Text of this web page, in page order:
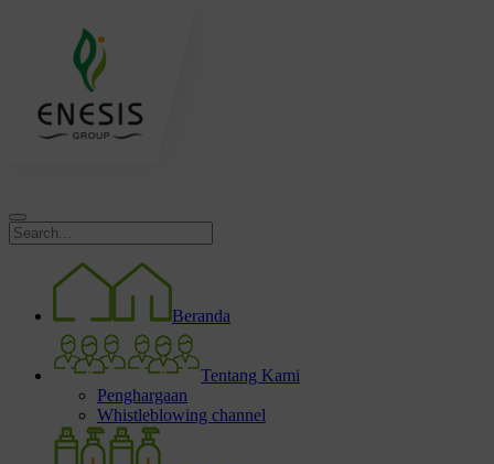
Beranda
Tentang Kami
Penghargaan
Whistleblowing channel